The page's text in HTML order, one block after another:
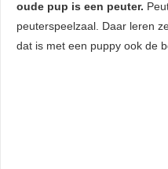
oude pup is een peuter.
peuterspeelzaal. Daar leren
dat is met een puppy ook de